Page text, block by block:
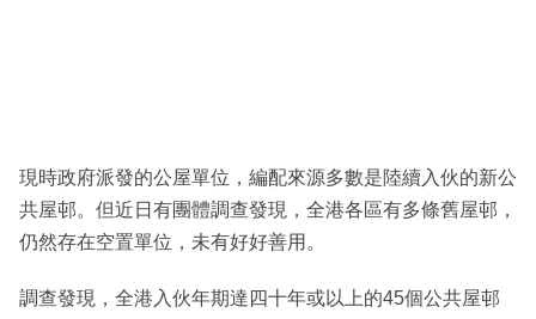
現時政府派發的公屋單位，編配來源多數是陸續入伙的新公
共屋邨。但近日有團體調查發現，全港各區有多條舊屋邨，
仍然存在空置單位，未有好好善用。
調查發現，全港入伙年期達四十年或以上的45個公共屋邨